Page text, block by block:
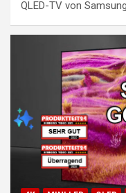
QLED-TV von